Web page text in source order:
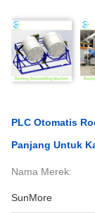
PLC Otomatis
Panjang Untuk
Nama Merek:
SunMore